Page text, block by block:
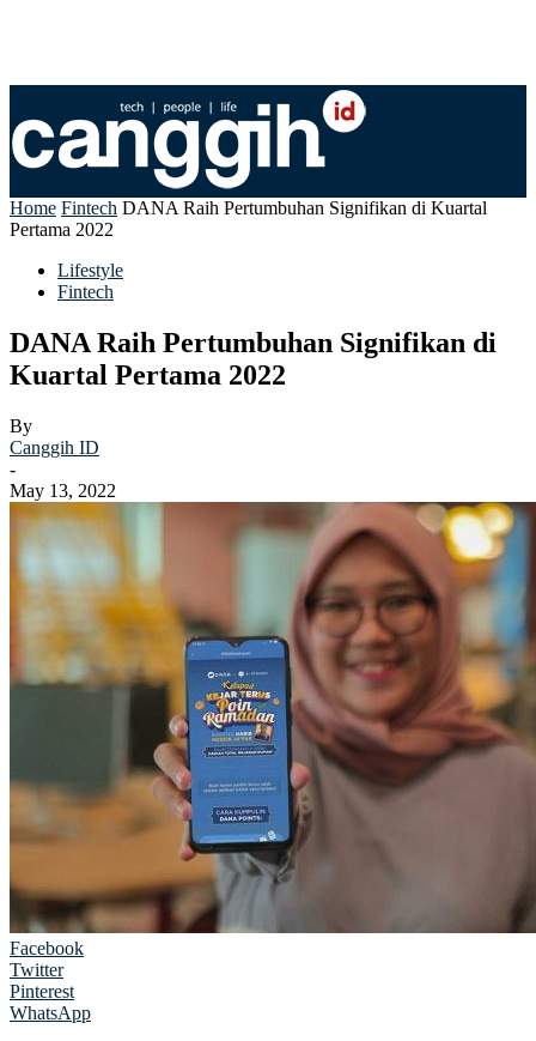
Home Fintech DANA Raih Pertumbuhan Signifikan di Kuartal
Pertama 2022
Lifestyle
Fintech
DANA Raih Pertumbuhan Signifikan di
Kuartal Pertama 2022
By
Canggih ID
-
May 13, 2022
Facebook
Twitter
Pinterest
WhatsApp